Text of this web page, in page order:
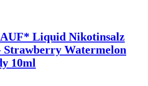
Liquid Nikotinsalz
Watermelon
10ml